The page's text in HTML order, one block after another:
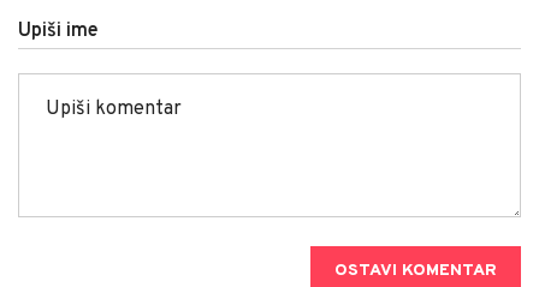
Upiši ime
OSTAVI KOMENTAR